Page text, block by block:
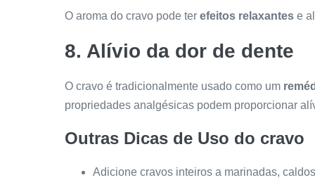
O aroma do cravo pode ter efeitos relaxantes e
8. Alívio da dor de dente
O cravo é tradicionalmente usado como um
propriedades analgésicas podem proporcionar
Outras Dicas de Uso do cravo
Adicione cravos inteiros a marinadas,